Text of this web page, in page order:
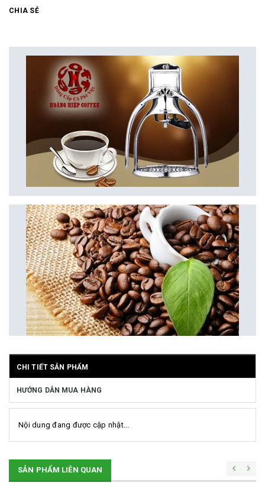
CHIA SẺ
CHI TIẾT SẢN PHẨM
HƯỚNG DẪN MUA HÀNG
Nội dung đang được cập nhật...
SẢN PHẨM LIÊN QUAN